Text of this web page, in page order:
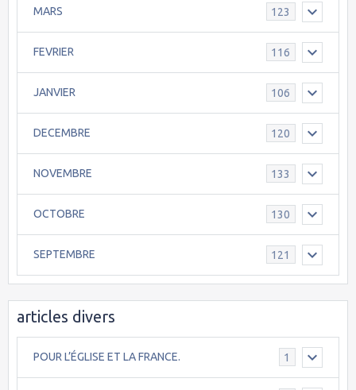
MARS 123
FEVRIER 116
JANVIER 106
DECEMBRE 120
NOVEMBRE 133
OCTOBRE 130
SEPTEMBRE 121
articles divers
POUR L’ÉGLISE ET LA FRANCE. 1